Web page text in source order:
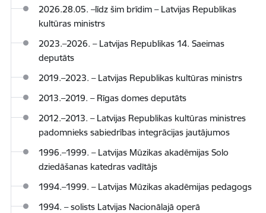
2026.28.05. –līdz šim brīdim – Latvijas Republikas
kultūras ministrs
2023.–2026. – Latvijas Republikas 14. Saeimas
deputāts
2019.–2023. – Latvijas Republikas kultūras ministrs
2013.–2019. – Rīgas domes deputāts
2012.–2013. – Latvijas Republikas kultūras ministres
padomnieks sabiedrības integrācijas jautājumos
1996.–1999. – Latvijas Mūzikas akadēmijas Solo
dziedāšanas katedras vadītājs
1994.–1999. – Latvijas Mūzikas akadēmijas pedagogs
1994. – solists Latvijas Nacionālajā operā